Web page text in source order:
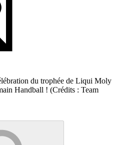
du trophée de Liqui Moly
Handball ! (Crédits : Team